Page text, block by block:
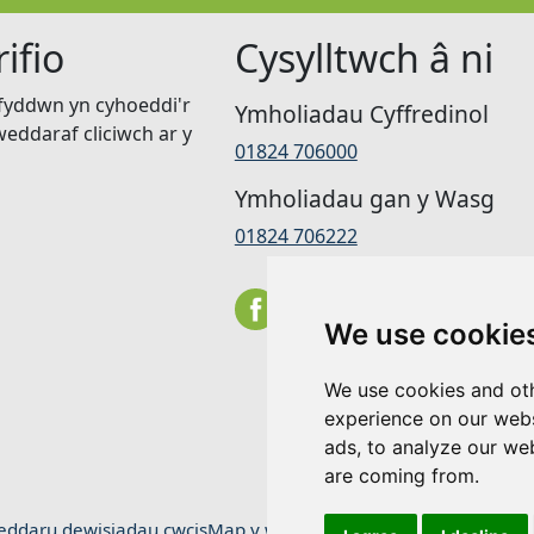
We use
We use cookies and
experience on our
ads, to analyze our
are coming from.
yn cyhoeddi'r
cliciwch ar y
Cysylltwch â ni
Ymholiadau Cyffredinol
01824 706000
Ymholiadau gan y Wasg
01824 706222
dewisiadau cwcisMap y wefan